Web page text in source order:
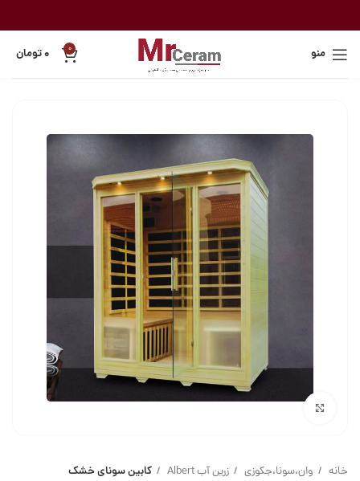
منو 0 ۰تومان
بزرگنمایی تصویر
خانه وان،سونا،جکوزی زرین آب Albert کابین سونای خشک